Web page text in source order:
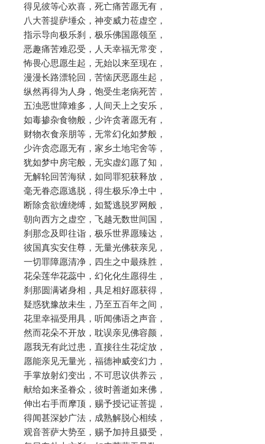
得见彼等心欢喜，死亡痛苦愿无有，
八大菩提萨埵众，神变威力莅虚空，
指示导向极乐刹，极乐佛国愿领至，
恶趣痛苦难忍受，人天幸福无常变，
怖畏心思愿生起，无始以来至现在，
漫漫长路漂轮回，苦恼厌恶愿生起，
纵然再得为人身，饱受生老病死苦，
五浊恶世障难多，人间天上之安乐，
如毒掺杂食物般，少许贪著愿无有，
财物衣食亲朋等，无常幻化如梦般，
少许贪恋愿无有，家乡土地宅舍等，
犹如梦中房宅般，无实虚幻愿了知，
无解轮回苦海狱，如同罪犯获释放，
毫无眷恋愿逃脱，得生极乐净土中，
断除贪欲缠绕缚，如鹫逃脱罗网般，
朝向西方之虚空，飞越无数世间国，
刹那念及即往诣，极乐世界愿臻达，
彼国真实安住尊，无量光佛获亲见，
一切罪障愿清净，四生之中最殊胜，
花朵莲华花蕊中，幻化化生愿得生，
刹那圆满诸身相，具足相好愿获得，
疑惑犹豫故未生，乃至五百年之间，
花里幸福受用具，听闻佛语之声音，
然而花朵不开放，耽误亲见佛容颜，
愿我无有此过患，直接往生花绽放，
愿能亲见无量光，福德神威变幻力，
手掌放射幻变出，不可思议供养云，
献给如来圣眷众，彼时善逝如来佛，
伸出右手而摩顶，赐予授记证菩提，
得闻甚深妙广法，成熟解脱心相续，
观音菩萨大势至，赐予加持且摄受，